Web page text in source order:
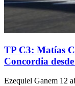
TP C3: Matías
Concordia
Ezequiel Ganem 12